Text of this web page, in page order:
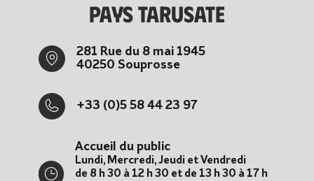
Pays tarusate
281 Rue du 8 mai 1945
40250 Souprosse
+33 (0)5 58 44 23 97
Accueil du public
Lundi, Mercredi, Jeudi et Vendredi
de 8 h 30 à 12 h 30 et de 13 h 30 à 17 h